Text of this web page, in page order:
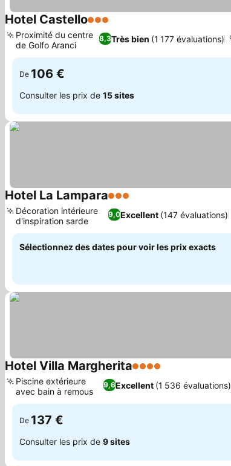
Hotel Castello3 Étoiles
8,3Très bien (1 177 évaluations)
Proximité du centre
de Golfo Aranci
De 106 €
Consulter les prix de 15 sites
Hotel La Lampara3 Étoiles
9,0Excellent (147 évaluations)
Décoration intérieure
d'inspiration sarde
Sélectionnez des dates pour voir les prix exacts
Hotel Villa Margherita4 Étoiles
9,6Excellent (1 536 évaluations)
Piscine extérieure
avec bain à remous
De 137 €
Consulter les prix de 9 sites